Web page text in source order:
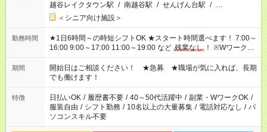
越谷レイクタウン駅 / 南越谷駅 / せんげん台駅 / …
＜シニア向け施設＞
勤務時間
★1日6時間～の時短シフトOK ★スタート時間選べます！ 7:00～
16:00 9:00～17:00 11:00～19:00 など 残業なし ！ ※Wワークの
場合、他のお仕事と合わせ週40時間超の就業はご案内できませ
ん ※法令に基づき、週20時間以上勤務は社会保険への加入対象
となります ※労働者派遣法（日雇い派遣の原則禁止）により、
短時間・短期間の就業はご案内が難しい場合があります
期間
開始日はご相談ください！ ★急募 ★職場が気に入れば、長期
でも働けます！
特徴 日払いOK / 履歴書不要 / 40～50代活躍中 / 副業・WワークOK /
服装自由 / シフト勤務 / 10名以上の大量募集 / 電話対応なし / パ
ソコンスキル不要